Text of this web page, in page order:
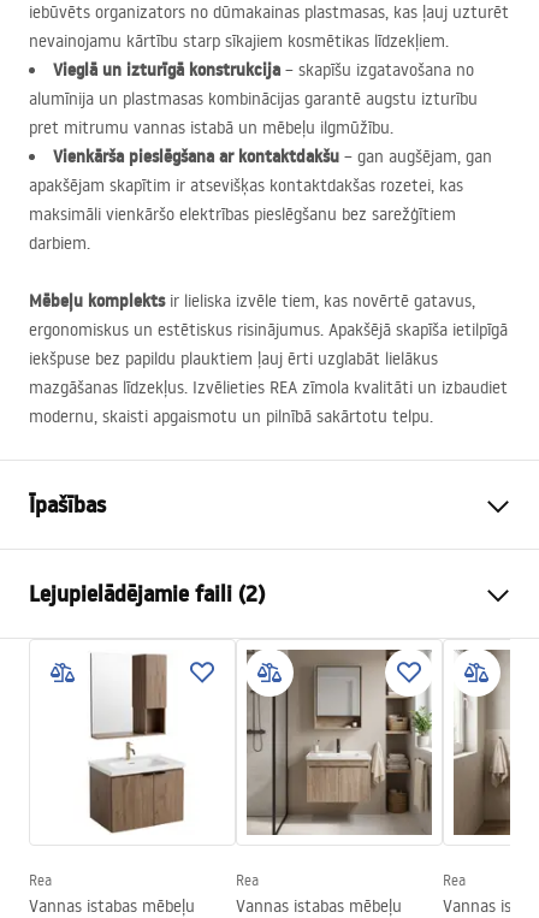
iebūvēts organizators no dūmakainas plastmasas, kas ļauj uzturēt
nevainojamu kārtību starp sīkajiem kosmētikas līdzekļiem.
Vieglā un izturīgā konstrukcija – skapīšu izgatavošana no
alumīnija un plastmasas kombinācijas garantē augstu izturību
pret mitrumu vannas istabā un mēbeļu ilgmūžību.
Vienkārša pieslēgšana ar kontaktdakšu – gan augšējam, gan
apakšējam skapītim ir atsevišķas kontaktdakšas rozetei, kas
maksimāli vienkāršo elektrības pieslēgšanu bez sarežģītiem
darbiem.
Mēbeļu komplekts ir lieliska izvēle tiem, kas novērtē gatavus,
ergonomiskus un estētiskus risinājumus. Apakšējā skapīša ietilpīgā
iekšpuse bez papildu plauktiem ļauj ērti uzglabāt lielākus
mazgāšanas līdzekļus. Izvēlieties REA zīmola kvalitāti un izbaudiet
modernu, skaisti apgaismotu un pilnībā sakārtotu telpu.
Īpašības
Uzstādīšanas veids
Materiāls
Alumīnijs , Santehnikas
keramika, Plastmasa
mm
605mm
Lejupielādējamie faili (2)
Garantijas noteikumi
Warranty_Terms_and_Conditions_-_Furniture_-
_24.pdf
Manual
Instrukcja_monta__u_Zestaw_mebli___azienkowych_D
Rea
Vannas istabas mēbeļu
Rea
Vannas istabas mēbeļu
Rea
Vannas